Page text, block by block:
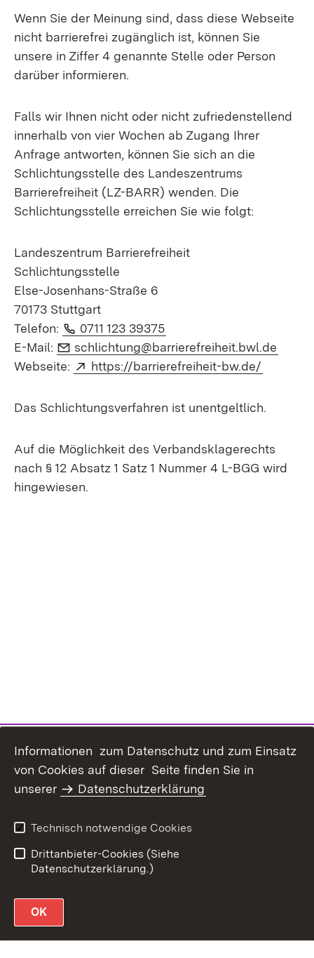
Wenn Sie der Meinung sind, dass diese Webseite
nicht barrierefrei zugänglich ist, können Sie
unsere in Ziffer 4 genannte Stelle oder Person
darüber informieren.
Falls wir Ihnen nicht oder nicht zufriedenstellend
innerhalb von vier Wochen ab Zugang Ihrer
Anfrage antworten, können Sie sich an die
Schlichtungsstelle des Landeszentrums
Barrierefreiheit (LZ-BARR) wenden. Die
Schlichtungsstelle erreichen Sie wie folgt:
Landeszentrum Barrierefreiheit
Schlichtungsstelle
Else-Josenhans-Straße 6
70173 Stuttgart
Telefon:
Telefon:
0711 123 39375
E-Mail:
E-Mail:
schlichtung@barrierefreiheit.bwl.de
Webseite:
Extern:
https://barrierefreiheit-bw.de/
Das Schlichtungsverfahren ist unentgeltlich.
Auf die Möglichkeit des Verbandsklagerechts
nach § 12 Absatz 1 Satz 1 Nummer 4 L-BGG wird
hingewiesen.
Informationen zum Datenschutz und zum Einsatz
von Cookies auf dieser Seite finden Sie in
unserer
Datenschutzerklärung
Technisch notwendige Cookies
Drittanbieter-Cookies (Siehe
Datenschutzerklärung.)
OK